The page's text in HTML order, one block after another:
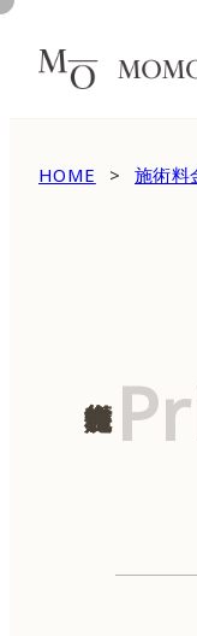
HOME 施術料